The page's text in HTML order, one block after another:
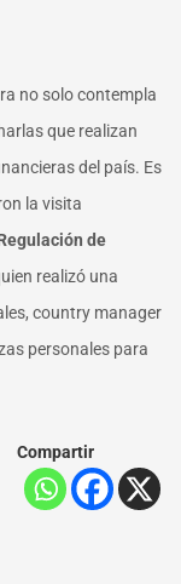
no solo contempla
que realizan
del país. Es
la visita
de
realizó una
country manager
personales para
Compartir